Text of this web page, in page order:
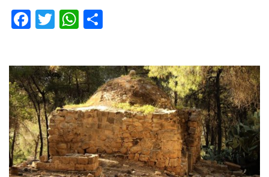
Facebook
TwitterWhatsApp